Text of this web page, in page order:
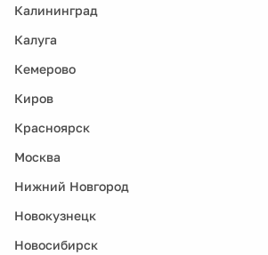
Калининград
Калуга
Кемерово
Киров
Красноярск
Москва
Нижний Новгород
Новокузнецк
Новосибирск